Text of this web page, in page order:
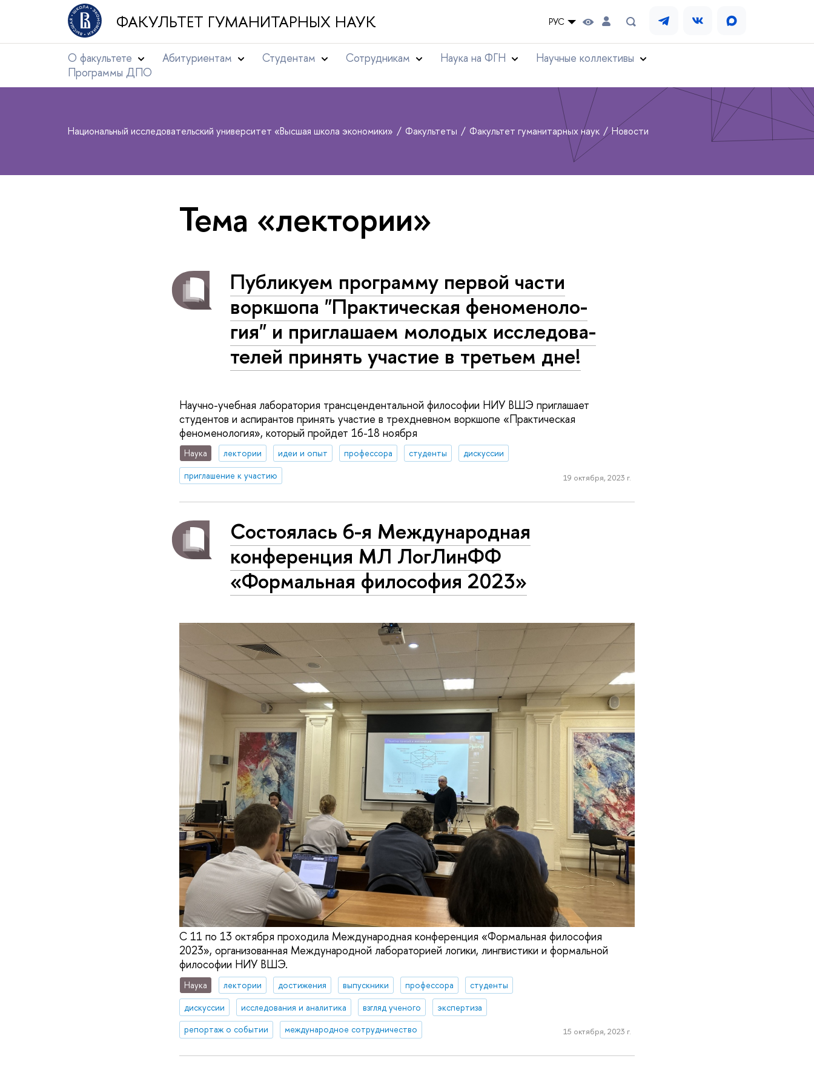
ФАКУЛЬТЕТ ГУМАНИТАРНЫХ НАУК РУС
О факультете Абитуриентам Студентам Сотрудникам Наука на ФГН
Научные коллективы
Программы ДПО
Национальный исследовательский университет «Высшая школа экономики» Факультеты Факультет гуманитарных наук Новости
Тема «лектории»
Публикуем программу первой части
воркшопа "Прак­ти­че­ская фе­но­ме­но­ло­
гия" и приглашаем молодых ис­сле­до­ва­
те­лей принять участие в третьем дне!
Научно-учебная лаборатория трансцендентальной философии НИУ ВШЭ приглашает
студентов и аспирантов принять участие в трехдневном воркшопе «Практическая
феноменология», который пройдет 16-18 ноября
Наука лектории идеи и опыт профессора студенты
дискуссии
приглашение к участию
19 октября, 2023 г.
Состоялась 6-я Международная
конференция МЛ ЛогЛинФФ
«Формальная философия 2023»
С 11 по 13 октября проходила Международная конференция «Формальная философия
2023», организованная Международной лабораторией логики, лингвистики и формальной
философии НИУ ВШЭ.
Наука лектории достижения выпускники профессора
студенты
дискуссии
исследования и аналитика взгляд ученого
экспертиза
репортаж о событии
международное сотрудничество 15 октября, 2023 г.